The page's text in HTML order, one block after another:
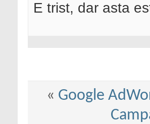
E trist, dar asta
« Google